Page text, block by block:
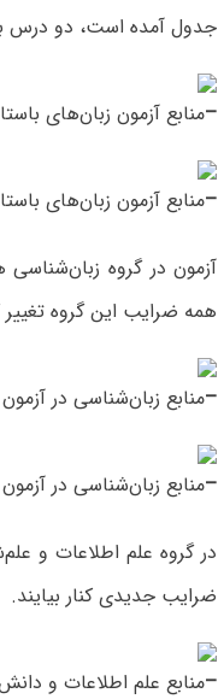
جدول آمده است، دو درس
–منابع آزمون زبان‌های
–منابع آزمون زبان‌های
آزمون در گروه
همه ضرایب این گروه تغییر
–منابع زبان‌شناسی در آزمون
–منابع زبان‌شناسی در آزمون
در گروه علم اطلاعات و
ضرایب جدیدی کنار بیایند.
–منابع علم اطلاعات و